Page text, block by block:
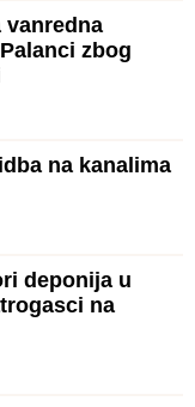
vanredna
zbog
na kanalima
deponija u
na